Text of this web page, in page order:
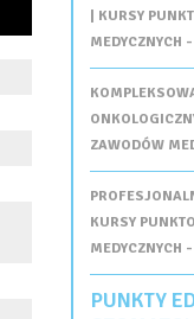
| KURSY
MEDYCZNYCH
ZAWODÓW
KURSY
MEDYCZNYCH
PUNKTY